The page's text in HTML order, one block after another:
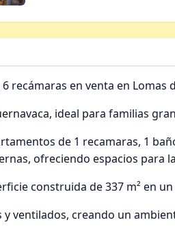
recámaras en venta en Lomas
ideal para familias
de 1 recamaras, 1
ofreciendo espacios para
construida de 337 m² en
y ventilados, creando un